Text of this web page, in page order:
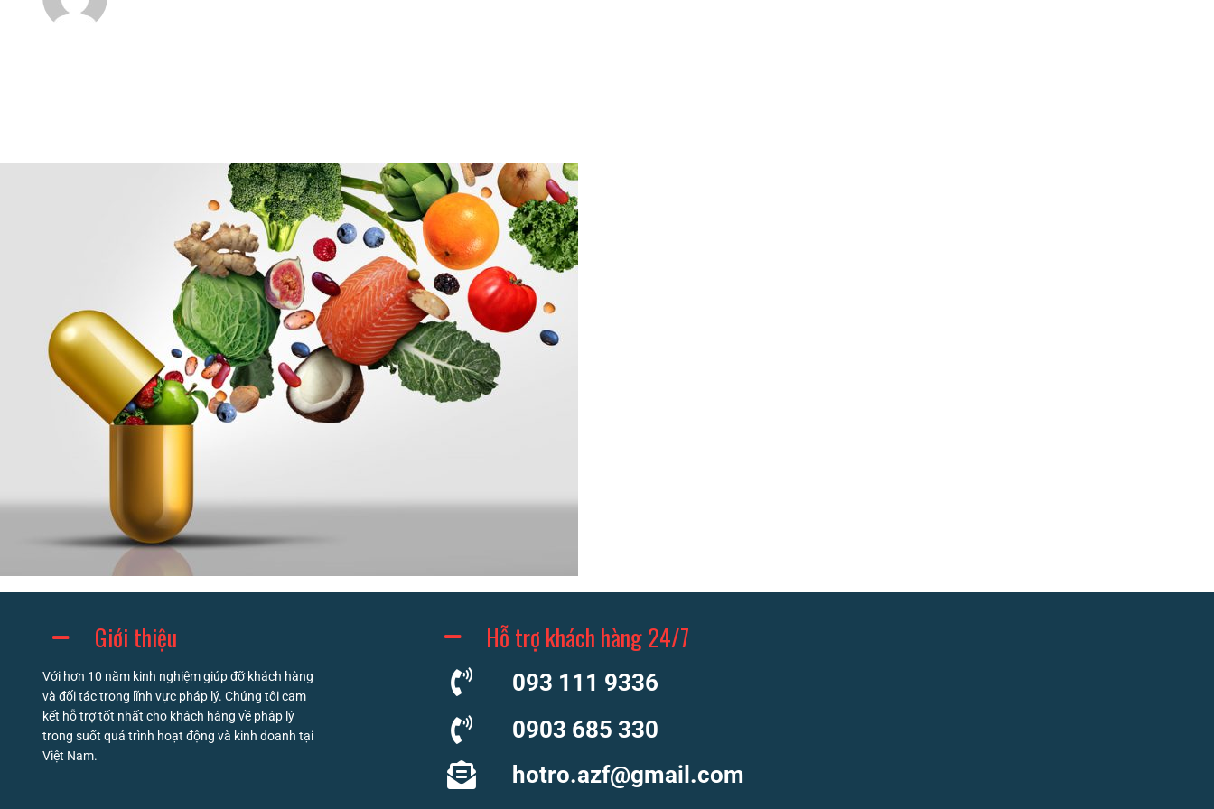
Giới thiệu
Với hơn 10 năm kinh nghiệm giúp đỡ khách hàng
và đối tác trong lĩnh vực pháp lý. Chúng tôi cam
kết hỗ trợ tốt nhất cho khách hàng về pháp lý
trong suốt quá trình hoạt động và kinh doanh tại
Việt Nam.
Hỗ trợ khách hàng 24/7
093 111 9336
0903 685 330
hotro.azf@gmail.com